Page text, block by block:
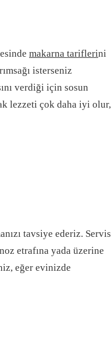
makarna tariflerini
isterseniz
verdiği için sosun
lezzeti çok daha iyi olur,
tavsiye ederiz. Servis
etrafına yada üzerine
eğer evinizde